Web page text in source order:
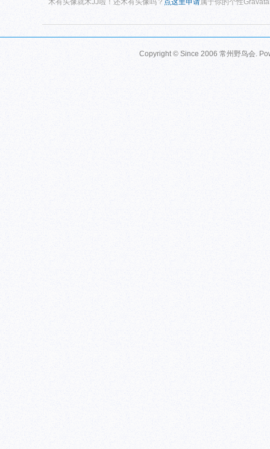
木有头像就木JJ啦！还木有头像吗？ 点这里申请 属于你的个性
Copyright © Since 2006 常州野鸟会.